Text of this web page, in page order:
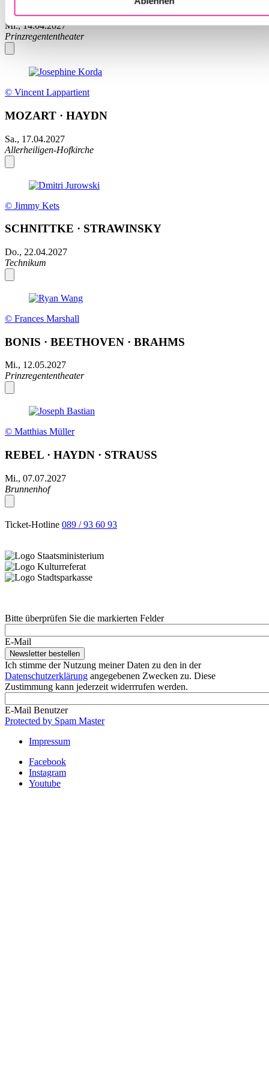
Mi., 14.04.2027
Prinzregententheater
© Vincent Lappartient
MOZART · HAYDN
Sa., 17.04.2027
Allerheiligen-Hofkirche
© Jimmy Kets
SCHNITTKE · STRAWINSKY
Do., 22.04.2027
Technikum
© Frances Marshall
BONIS · BEETHOVEN · BRAHMS
Mi., 12.05.2027
Prinzregententheater
© Matthias Müller
REBEL · HAYDN · STRAUSS
Mi., 07.07.2027
Brunnenhof
Ticket-Hotline 089 / 93 60 93
Bitte überprüfen Sie die markierten Felder
E-Mail
Ich stimme der Nutzung meiner Daten zu den in der
Datenschutzerklärung angegebenen Zwecken zu. Diese
Zustimmung kann jederzeit widerrrufen werden.
E-Mail Benutzer
Protected by Spam Master
Footer
Service-
Menü
Impressum
Facebook
Instagram
Youtube